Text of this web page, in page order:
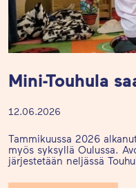
Mini-Touhula
12.06.2026
Tammikuussa 2026
myös syksyllä Oulussa.
järjestetään neljässä